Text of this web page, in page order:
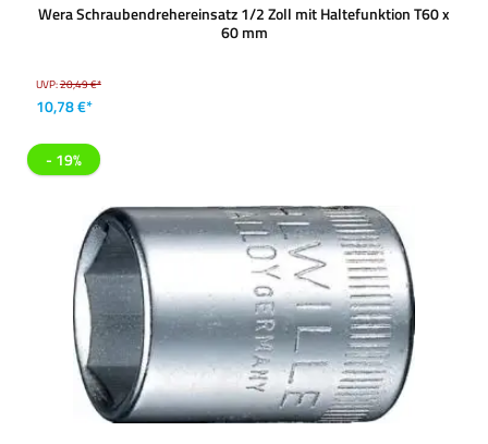
Wera Schraubendrehereinsatz 1/2 Zoll mit Haltefunktion T60 x
60 mm
UVP:20,49 €*
10,78 €*
- 19%